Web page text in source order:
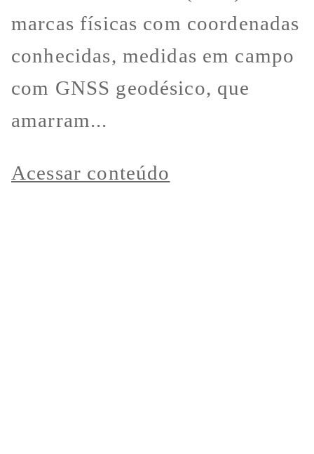
marcas físicas com coordenadas
conhecidas, medidas em campo
com GNSS geodésico, que
amarram...
Acessar conteúdo